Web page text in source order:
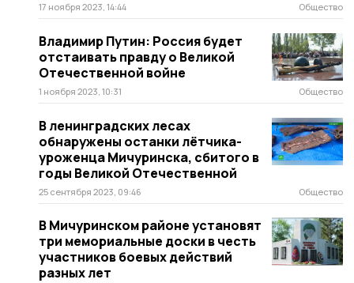
17 ноября 2023, 14:44 Общество
Владимир Путин: Россия будет
отстаивать правду о Великой
Отечественной войне
1 ноября 2023, 10:31 Общество
В ленинградских лесах
обнаружены останки лётчика-
уроженца Мичуринска, сбитого в
годы Великой Отечественной
25 сентября 2023, 09:46 Общество
В Мичуринском районе установят
три мемориальные доски в честь
участников боевых действий
разных лет